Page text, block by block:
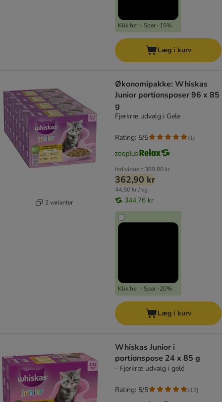
Klik her - Spar -15%
Læg i kurv
2 varianter
Økonomipakke: Whiskas
Junior portionsposer 96 x 85
g
Fjerkræ udvalg i Gele
Individuelt 369,80 kr
362,90 kr
44,50 kr / kg
344,76 kr
Klik her - Spar -20%
Rating: 5/5 (1)
Læg i kurv
Whiskas Junior i
portionspose 24 x 85 g
- Fjerkræ udvalg i gelé
Rating: 5/5 (13)